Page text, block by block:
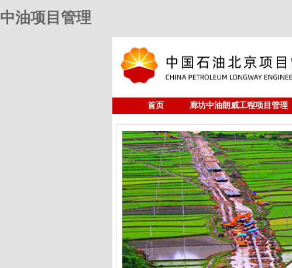
中油项目管理
首页 廊坊中油朗威工程项目管理